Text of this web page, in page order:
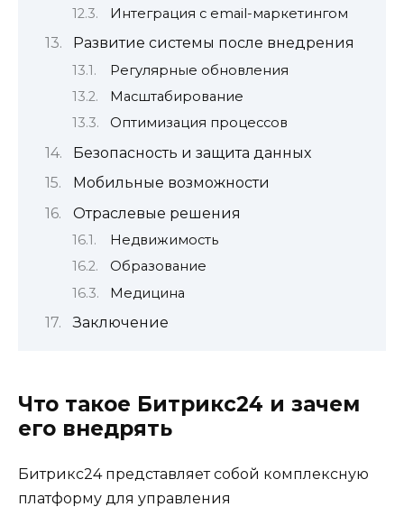
Интеграция с email-маркетингом
Развитие системы после внедрения
Регулярные обновления
Масштабирование
Оптимизация процессов
Безопасность и защита данных
Мобильные возможности
Отраслевые решения
Недвижимость
Образование
Медицина
Заключение
Что такое Битрикс24 и зачем
его внедрять
Битрикс24 представляет собой комплексную
платформу для управления